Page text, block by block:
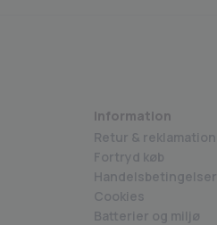
Information
Retur & reklamation
Fortryd køb
Handelsbetingelser
Cookies
Batterier og miljø